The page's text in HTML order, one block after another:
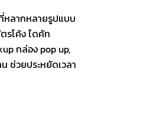
หลากหลายรูปแบบ
รโค้ง ไดคัท
กล่อง pop up,
ช่วยประหยัดเวลา